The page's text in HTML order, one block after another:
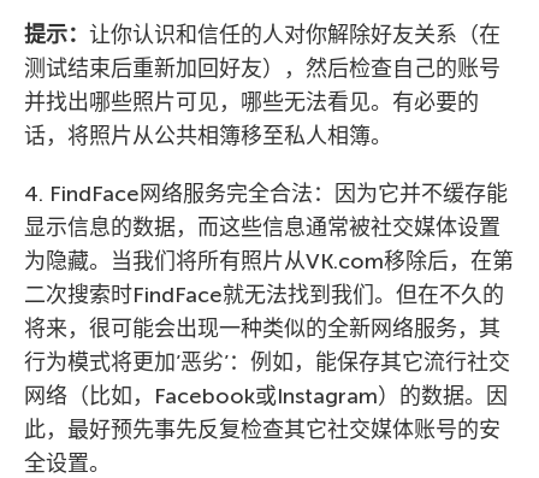
提示： 让你认识和信任的人对你解除好友关系（在
测试结束后重新加回好友），然后检查自己的账号
并找出哪些照片可见，哪些无法看见。有必要的
话，将照片从公共相簿移至私人相簿。
4. FindFace网络服务完全合法：因为它并不缓存能
显示信息的数据，而这些信息通常被社交媒体设置
为隐藏。当我们将所有照片从VK.com移除后，在第
二次搜索时FindFace就无法找到我们。但在不久的
将来，很可能会出现一种类似的全新网络服务，其
行为模式将更加’恶劣’：例如，能保存其它流行社交
网络（比如，Facebook或Instagram）的数据。因
此，最好预先事先反复检查其它社交媒体账号的安
全设置。